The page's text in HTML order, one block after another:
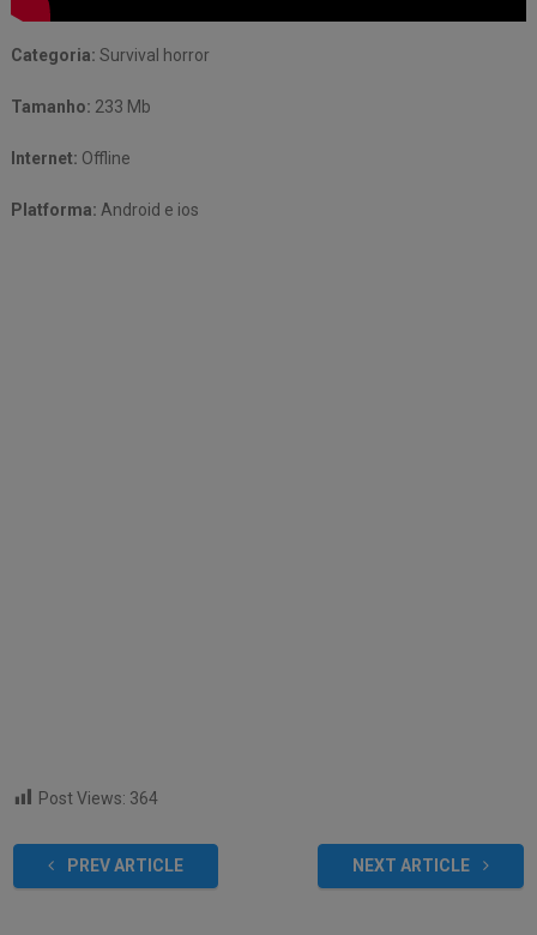
Categoria: Survival horror
Tamanho: 233 Mb
Internet: Offline
Platforma: Android e ios
Post Views: 364
PREV ARTICLE NEXT ARTICLE